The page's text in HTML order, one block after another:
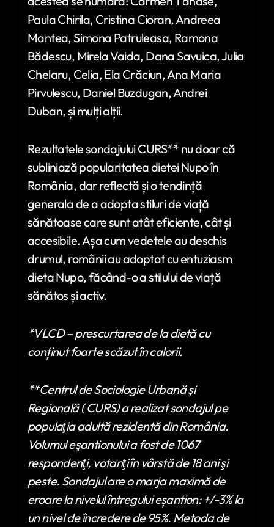
Paula Chirila, Cristina Cioran, Andreea
Mantea, Simona Patruleasa, Ramona
Bădescu, Mirela Vaida, Dana Savuica, Julia
Chelaru, Celia, Ela Crăciun, Ana Maria
Pirvulescu, Daniel Buzdugan, Andrei
Duban, și mulți alții.
Rezultatele sondajului CURS** nu doar că
subliniază popularitatea dietei Nupo în
România, dar reflectă și o tendință
generala de a adopta stiluri de viață
sănătoase care sunt atât eficiente, cât și
accesibile. Așa cum vedetele au deschis
drumul, românii au adoptat cu entuziasm
dieta Nupo, făcând-o a stilului de viață
sănătos și activ.
*VLCD –prescurtarea de la dietă cu
conținut foarte scăzut în calorii.
**Centrul de Sociologie Urbană şi
Regională ( CURS) a realizat sondajul pe
populaţia adultă rezidentă din România.
Volumul eşantionului a fost de 1067
respondenţi, votanţi în vârstă de 18 ani şi
peste. Sondajul are o marja maximă de
eroare la nivelul întregului eșantion: +/-3% la
un nivel de încredere de 95%. Metoda de